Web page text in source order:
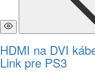
HDMI na DVI
Link pre PS3